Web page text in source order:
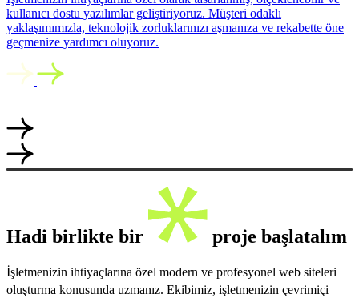
kullanıcı dostu yazılımlar geliştiriyoruz. Müşteri odaklı
yaklaşımımızla, teknolojik zorluklarınızı aşmanıza ve rekabette öne
geçmenize yardımcı oluyoruz.
Hadi birlikte bir proje başlatalım
İşletmenizin ihtiyaçlarına özel modern ve profesyonel web siteleri
oluşturma konusunda uzmanız. Ekibimiz, işletmenizin çevrimiçi